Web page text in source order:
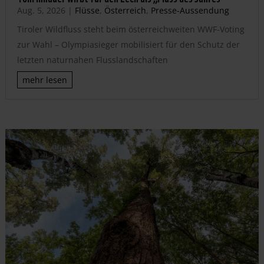
Aug. 5, 2026 | Flüsse, Österreich, Presse-Aussendung
Tiroler Wildfluss steht beim österreichweiten WWF-Voting
zur Wahl – Olympiasieger mobilisiert für den Schutz der
letzten naturnahen Flusslandschaften
mehr lesen